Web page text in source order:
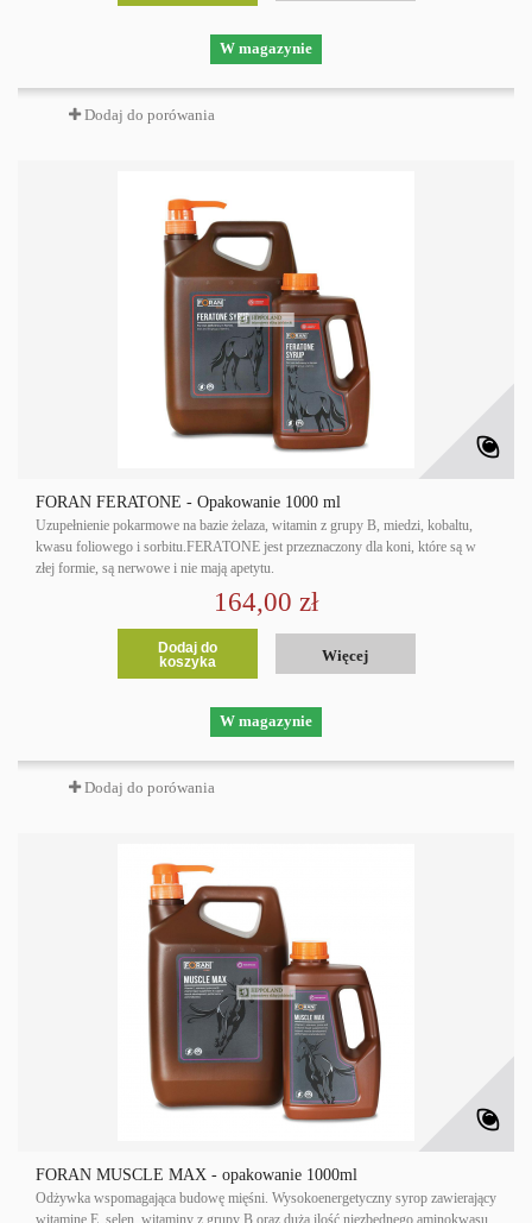
W magazynie
Dodaj do porówania
FORAN FERATONE - Opakowanie 1000 ml
Uzupełnienie pokarmowe na bazie żelaza, witamin z grupy B, miedzi, kobaltu,
kwasu foliowego i sorbitu.FERATONE jest przeznaczony dla koni, które są w
złej formie, są nerwowe i nie mają apetytu.
164,00 zł
Dodaj do
koszyka
Więcej
W magazynie
Dodaj do porówania
FORAN MUSCLE MAX - opakowanie 1000ml
Odżywka wspomagająca budowę mięśni. Wysokoenergetyczny syrop zawierający